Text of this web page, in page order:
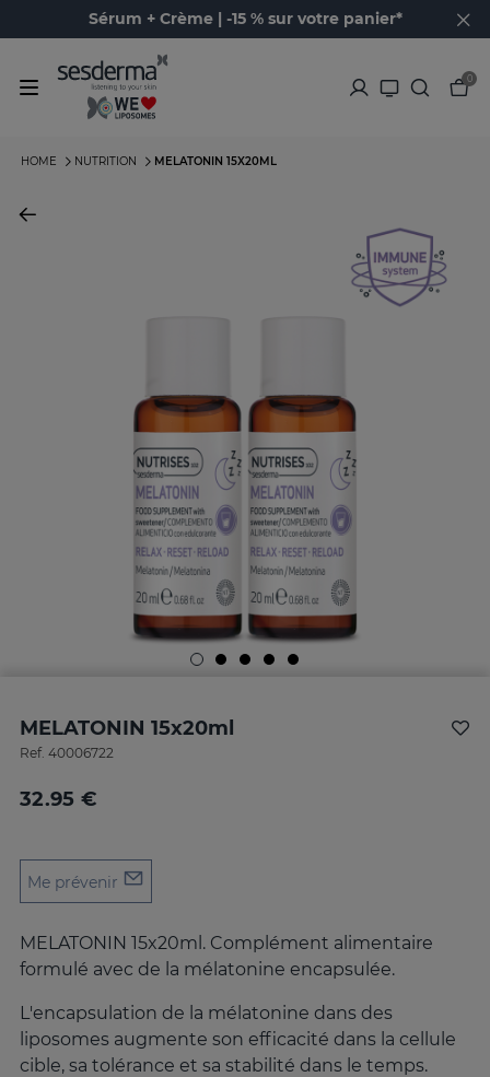
Sérum + Crème | -15 % sur votre panier*
0
HOME NUTRITION MELATONIN 15X20ML
MELATONIN 15x20ml
Ref. 40006722
32.95 €
Me prévenir
MELATONIN 15x20ml. Complément alimentaire
formulé avec de la mélatonine encapsulée.
L'encapsulation de la mélatonine dans des
liposomes augmente son efficacité dans la cellule
cible, sa tolérance et sa stabilité dans le temps.